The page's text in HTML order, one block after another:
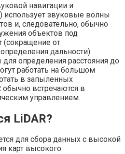
навигации и
использует звуковые волны
и, следовательно, обычно
объектов под
(сокращение от
дальности)
определения расстояния до
работать на большом
в запыленных
обычно встречаются в
управлением.
LiDAR?
для сбора данных с высокой
карт высокого